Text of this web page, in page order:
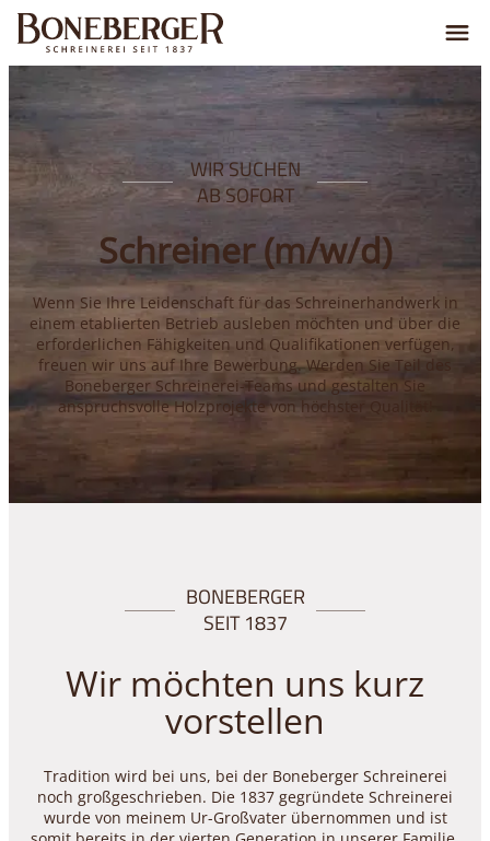
WIR SUCHEN
AB SOFORT
Schreiner (m/w/d)
Wenn Sie Ihre Leidenschaft für das Schreinerhandwerk in
einem etablierten Betrieb ausleben möchten und über die
erforderlichen Fähigkeiten und Qualifikationen verfügen,
freuen wir uns auf Ihre Bewerbung. Werden Sie Teil des
Boneberger Schreinerei-Teams und gestalten Sie
anspruchsvolle Holzprojekte von höchster Qualität!
BONEBERGER
SEIT 1837
Wir möchten uns kurz
vorstellen
Tradition wird bei uns, bei der Boneberger Schreinerei
noch großgeschrieben. Die 1837 gegründete Schreinerei
wurde von meinem Ur-Großvater übernommen und ist